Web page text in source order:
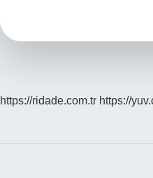
https://ridade.com.tr https://